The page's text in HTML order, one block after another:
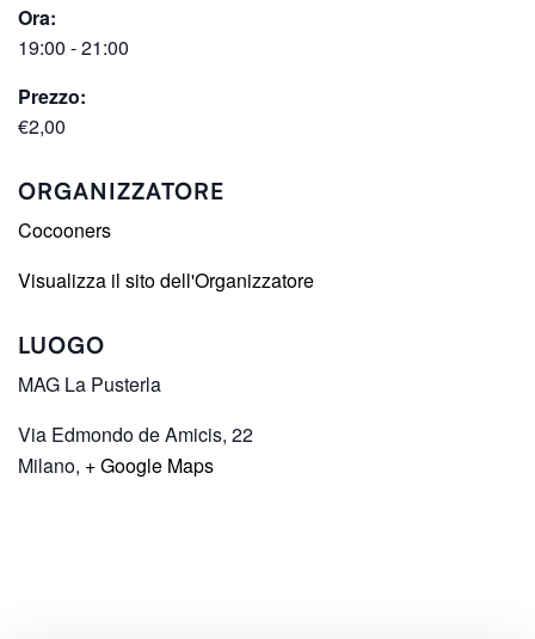
Ora:
19:00 - 21:00
Prezzo:
€2,00
ORGANIZZATORE
Cocooners
Visualizza il sito dell'Organizzatore
LUOGO
MAG La Pusterla
Via Edmondo de Amicis, 22
Milano, + Google Maps